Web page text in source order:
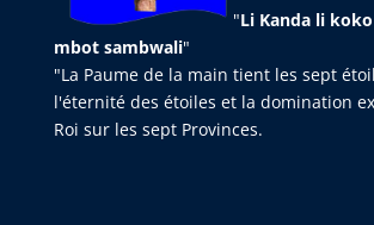
"Li Kanda li
mbot sambwali"
"La Paume de la main tient les sept
l'éternité des étoiles et la domination
Roi sur les sept Provinces.